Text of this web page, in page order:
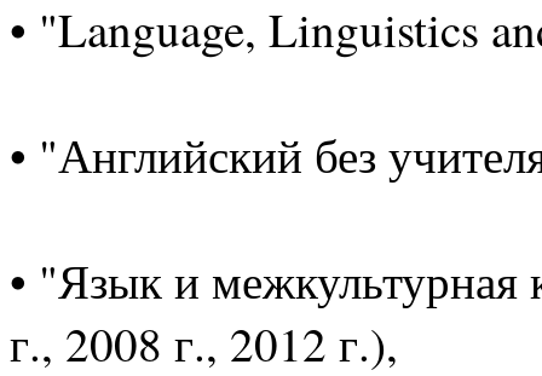
• "Language, Linguistics
• "Английский без
• "Язык и
г., 2008 г., 2012 г.),